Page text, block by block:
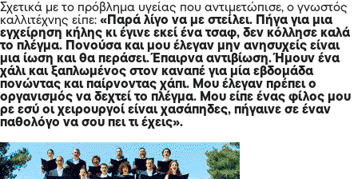
Σχετικά με το πρόβλημα υγείας που αντιμετώπισε, ο γνωστός
καλλιτέχνης είπε: «Παρά λίγο να με στείλει. Πήγα για μια
εγχείρηση κήλης κι έγινε εκεί ένα τσαφ, δεν κόλλησε καλά
το πλέγμα. Πονούσα και μου έλεγαν μην ανησυχείς είναι
μια ίωση και θα περάσει. Έπαιρνα αντιβίωση. Ήμουν ένα
χάλι και ξαπλωμένος στον καναπέ για μία εβδομάδα
πονώντας και παίρνοντας χάπι. Μου έλεγαν πρέπει ο
οργανισμός να δεχτεί το πλέγμα. Μου είπε ένας φίλος μου
ρε εσύ οι χειρουργοί είναι χασάπηδες, πήγαινε σε έναν
παθολόγο να σου πει τι έχεις».